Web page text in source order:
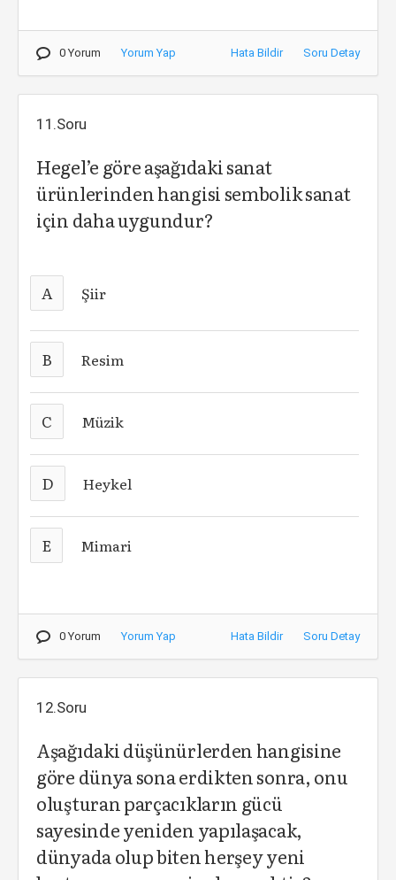
0 Yorum Yorum Yap Hata Bildir Soru Detay
11.Soru
Hegel’e göre aşağıdaki sanat
ürünlerinden hangisi sembolik sanat
için daha uygundur?
A Şiir
B Resim
C Müzik
D Heykel
E Mimari
0 Yorum Yorum Yap Hata Bildir Soru Detay
12.Soru
Aşağıdaki düşünürlerden hangisine
göre dünya sona erdikten sonra, onu
oluşturan parçacıkların gücü
sayesinde yeniden yapılaşacak,
dünyada olup biten herşey yeni